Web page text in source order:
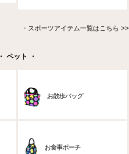
・ スポーツアイテム一覧はこちら >>
・ ペット ・
お散歩バッグ
お食事ポーチ